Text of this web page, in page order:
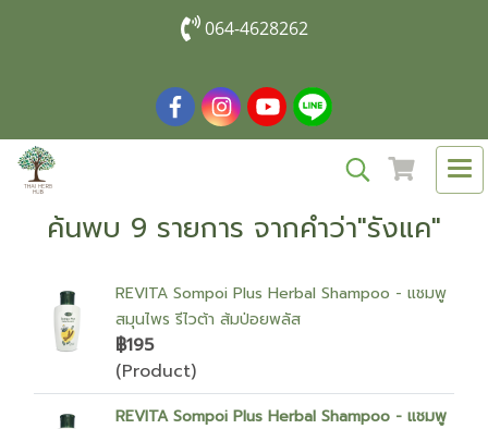
064-4628262
ค้นพบ 9 รายการ จากคำว่า"รังแค"
REVITA Sompoi Plus Herbal Shampoo - แชมพู
สมุนไพร รีไวต้า ส้มป่อยพลัส
฿195
(Product)
REVITA Sompoi Plus Herbal Shampoo - แชมพู